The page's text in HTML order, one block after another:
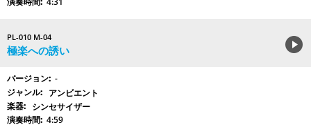
PL-010 M-04
極楽への誘い
-
アンビエント
シンセサイザー
4:59